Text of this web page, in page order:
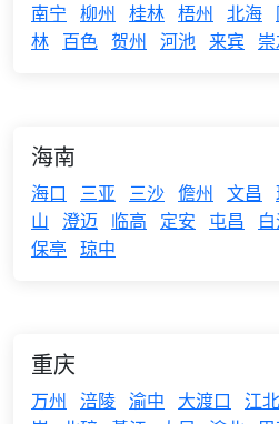
南宁 柳州 桂林 梧州 北海
林 百色 贺州 河池 来宾
海南
海口 三亚 三沙 儋州 文昌
山
澄迈 临高 定安 屯昌
保亭 琼中
重庆
万州 涪陵 渝中 大渡口 江北